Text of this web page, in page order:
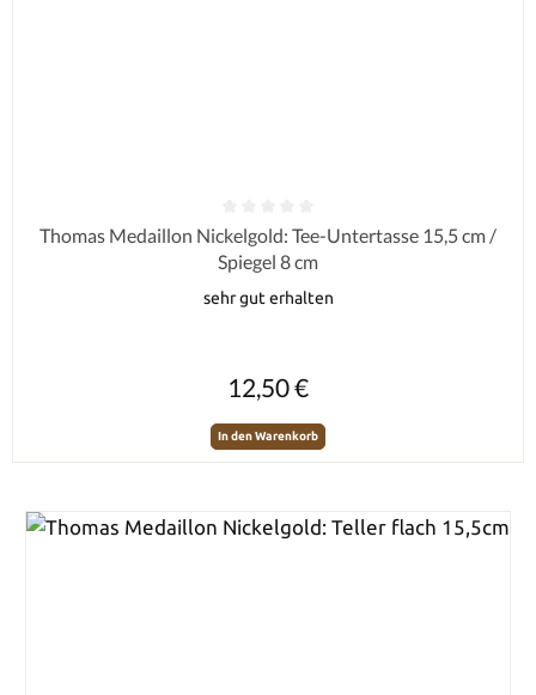
Durchschnittliche Bewertung von 0 von 5 Sternen
Thomas Medaillon Nickelgold: Tee-Untertasse 15,5 cm /
Spiegel 8 cm
sehr gut erhalten
12,50 €
In den Warenkorb